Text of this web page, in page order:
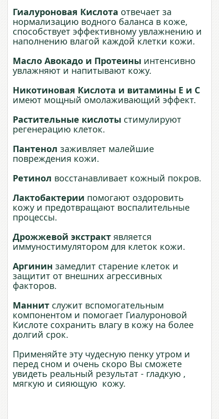
Гиалуроновая Кислота отвечает за
нормализацию водного баланса в коже,
способствует эффективному увлажнению и
наполнению влагой каждой клетки кожи.
Масло Авокадо и Протеины интенсивно
увлажняют и напитывают кожу.
Никотиновая Кислота и витамины Е и С
имеют мощный омолаживающий эффект.
Растительные кислоты стимулируют
регенерацию клеток.
Пантенол заживляет малейшие
повреждения кожи.
Ретинол восстанавливает кожный покров.
Лактобактерии помогают оздоровить
кожу и предотвращают воспалительные
процессы.
Дрожжевой экстракт является
иммуностимулятором для клеток кожи.
Аргинин замедлит старение клеток и
защитит от внешних агрессивных
факторов.
Маннит служит вспомогательным
компонентом и помогает Гиалуроновой
Кислоте сохранить влагу в кожу на более
долгий срок.
Применяйте эту чудесную пенку утром и
перед сном и очень скоро Вы сможете
увидеть реальный результат - гладкую ,
мягкую и сияющую кожу.